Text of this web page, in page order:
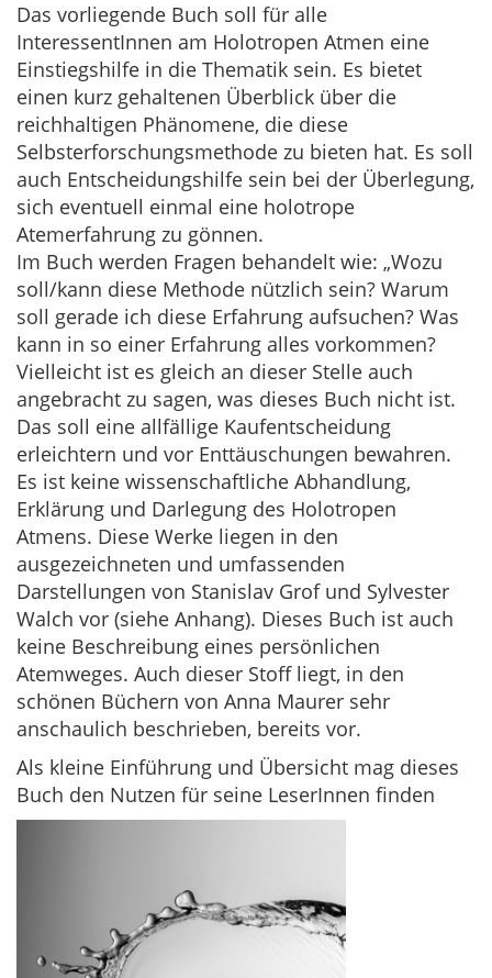
Das vorliegende Buch soll für alle
InteressentInnen am Holotropen Atmen eine
Einstiegshilfe in die Thematik sein. Es bietet
einen kurz gehaltenen Überblick über die
reichhaltigen Phänomene, die diese
Selbsterforschungsmethode zu bieten hat. Es soll
auch Entscheidungshilfe sein bei der Überlegung,
sich eventuell einmal eine holotrope
Atemerfahrung zu gönnen.
Im Buch werden Fragen behandelt wie: „Wozu
soll/kann diese Methode nützlich sein? Warum
soll gerade ich diese Erfahrung aufsuchen? Was
kann in so einer Erfahrung alles vorkommen?
Vielleicht ist es gleich an dieser Stelle auch
angebracht zu sagen, was dieses Buch nicht ist.
Das soll eine allfällige Kaufentscheidung
erleichtern und vor Enttäuschungen bewahren.
Es ist keine wissenschaftliche Abhandlung,
Erklärung und Darlegung des Holotropen
Atmens. Diese Werke liegen in den
ausgezeichneten und umfassenden
Darstellungen von Stanislav Grof und Sylvester
Walch vor (siehe Anhang). Dieses Buch ist auch
keine Beschreibung eines persönlichen
Atemweges. Auch dieser Stoff liegt, in den
schönen Büchern von Anna Maurer sehr
anschaulich beschrieben, bereits vor.
Als kleine Einführung und Übersicht mag dieses
Buch den Nutzen für seine LeserInnen finden